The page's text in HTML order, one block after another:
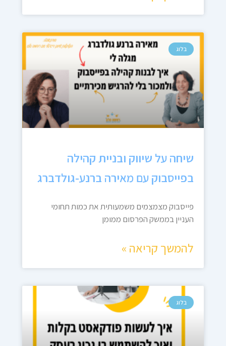
בלוג
שיחה על שיווק ובניית קהילה
בפייסבוק עם מאירה ברנע-גולדברג
פייסבוק מצמצמים משמעותית את כמות תחומי
העניין בממשק הפרסום ממומן
להמשך קריאה »
בלוג